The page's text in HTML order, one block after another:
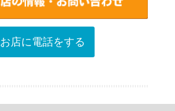
お店に電話をする